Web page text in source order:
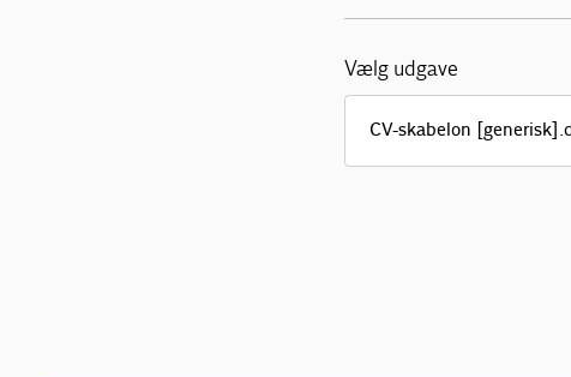
Vælg udgave